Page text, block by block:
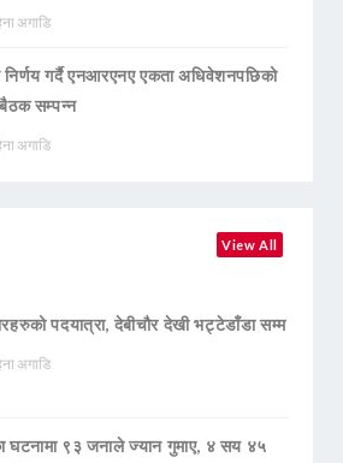
अगाडि
निर्णय गर्दै एनआरएनए एकता अधिवेशनपछिको
बैठक सम्पन्न
अगाडि
View All
पदयात्रा, देबीचौर देखी भट्टेडाँडा सम्म
अगाडि
घटनामा ९३ जनाले ज्यान गुमाए, ४ सय ४५